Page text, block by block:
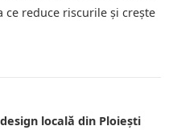
reduce riscurile și crește
locală din Ploiești